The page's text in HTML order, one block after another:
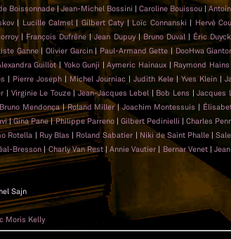
Boissonnade|Jean-Michel Bossini |Caroline Bouissou |
| Lucille Calmel | Gilbert Caty| Loïc Connanski | Hervé
| François Dufrêne|Jean Dupuy|Bruno Duval| Éric
Ganne| Olivier Garcin| Paul-Armand Gette | DooHwa
Guillot| Yoko Gunji |Aymeric Hainaux | Raymond Hains
| Pierre Joseph | Michel Journiac | Judith Kele| Yves Klein|
| Virginie Le Touze|Jean-Jacques Lebel | Bob Lens |Jacques
Bruno Mendonça|Roland Miller|Joachim Montessuis |
|Gina Pane|Philippe Parreno| Gilbert Pedinielli | Charles
Rotella | Ruy Blas | Roland Sabatier | Niki de Saint Phalle |
Bresson|Charly Van Rest|Annie Vautier | Bernar Venet|
Sajn
Moris Kelly